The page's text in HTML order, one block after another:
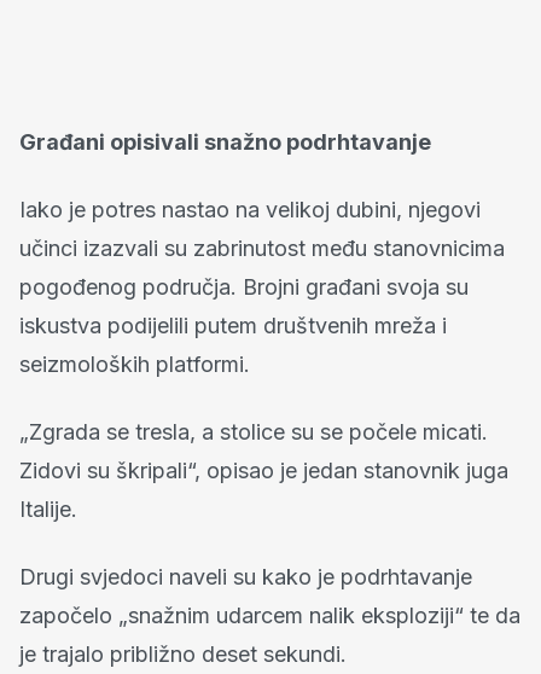
Građani opisivali snažno podrhtavanje
Iako je potres nastao na velikoj dubini, njegovi
učinci izazvali su zabrinutost među stanovnicima
pogođenog područja. Brojni građani svoja su
iskustva podijelili putem društvenih mreža i
seizmoloških platformi.
„Zgrada se tresla, a stolice su se počele micati.
Zidovi su škripali“, opisao je jedan stanovnik juga
Italije.
Drugi svjedoci naveli su kako je podrhtavanje
započelo „snažnim udarcem nalik eksploziji“ te da
je trajalo približno deset sekundi.